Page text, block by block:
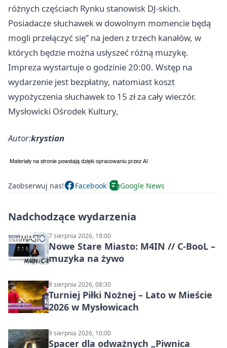
różnych częściach Rynku stanowisk DJ-skich.
Posiadacze słuchawek w dowolnym momencie będą
mogli przełączyć się” na jeden z trzech kanałów, w
których będzie można usłyszeć różną muzykę.
Impreza wystartuje o godzinie 20:00. Wstęp na
wydarzenie jest bezpłatny, natomiast koszt
wypożyczenia słuchawek to 15 zł za cały wieczór.
Mysłowicki Ośrodek Kultury,
Autor:krystian
Zaobserwuj nas! Facebook Google News
Nadchodzące wydarzenia
7 sierpnia 2026, 18:00
Nowe Stare Miasto: M4IN // C-BooL –
muzyka na żywo
8 sierpnia 2026, 08:30
Turniej Piłki Nożnej – Lato w Mieście
2026 w Mysłowicach
9 sierpnia 2026, 10:00
Spacer dla odważnych „Piwnica